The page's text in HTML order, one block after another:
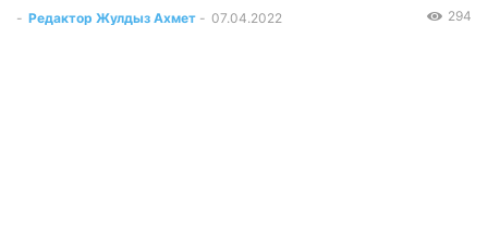
- Редактор Жулдыз Ахмет - 07.04.2022 294